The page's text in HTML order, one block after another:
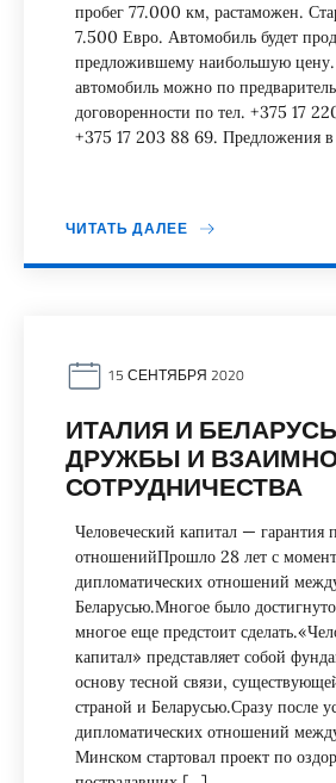
пробег 77.000 км, растаможен.
7.500 Евро. Автомобиль будет
предложившему наибольшую цену.
автомобиль можно по
договоренности по тел. +375 17
+375 17 203 88 69. Предложения
ЧИТАТЬ ДАЛЕЕ
15 СЕНТЯБРЯ 2020
ИТАЛИЯ И
ДРУЖБЫ И
СОТРУДНИЧЕСТВА
Человеческий капитал — гарантия
отношенийПрошло 28 лет с
дипломатических отношений
Беларусью.Многое было
многое еще предстоит
капитал» представляет собой
основу тесной связи,
страной и Беларусью.Сразу после
дипломатических отношений
Минском стартовал проект по